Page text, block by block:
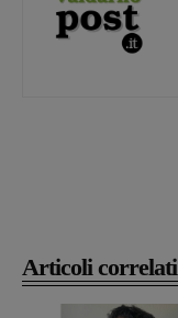
Articoli correlati